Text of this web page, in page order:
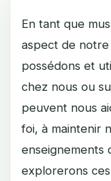
En tant que
aspect de
possédons et
chez nous ou
peuvent nous
foi, à maintenir
enseignements
explorerons